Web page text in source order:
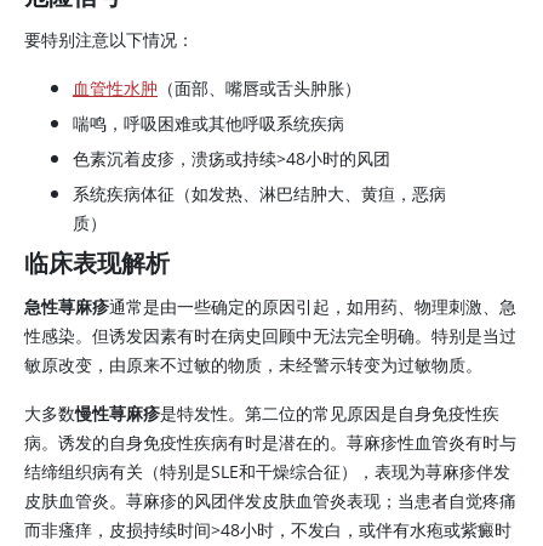
要特别注意以下情况：
血管性水肿 （面部、嘴唇或舌头肿胀）
喘鸣，呼吸困难或其他呼吸系统疾病
色素沉着皮疹，溃疡或持续>48小时的风团
系统疾病体征（如发热、淋巴结肿大、黄疸，恶病
质）
临床表现解析
急性荨麻疹通常是由一些确定的原因引起，如用药、物理刺激、急
性感染。但诱发因素有时在病史回顾中无法完全明确。特别是当过
敏原改变，由原来不过敏的物质，未经警示转变为过敏物质。
大多数慢性荨麻疹是特发性。第二位的常见原因是自身免疫性疾
病。诱发的自身免疫性疾病有时是潜在的。荨麻疹性血管炎有时与
结缔组织病有关（特别是SLE和干燥综合征），表现为荨麻疹伴发
皮肤血管炎。荨麻疹的风团伴发皮肤血管炎表现；当患者自觉疼痛
而非瘙痒，皮损持续时间>48小时，不发白，或伴有水疱或紫癜时